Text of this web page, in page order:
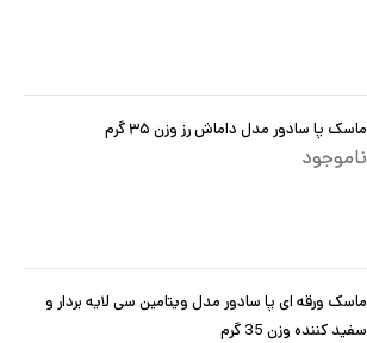
ماسک پا سادور مدل داماش رز وزن ۳۵ گرم
ناموجود
ماسک ورقه ای پا سادور مدل ویتامین سی لایه بردار و
سفید کننده وزن 35 گرم